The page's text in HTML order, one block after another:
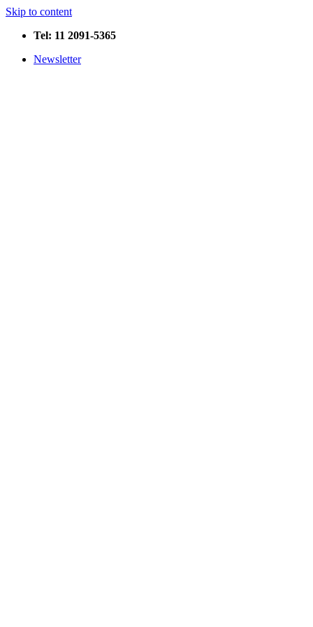
Skip to content
Tel: 11 2091-5365
Newsletter